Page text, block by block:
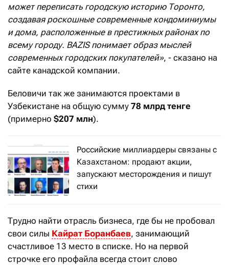
может переписать городскую историю Торонто,
создавая роскошные современные кондоминиумы
и дома, расположенные в престижных районах по
всему городу. BAZIS понимает образ мыслей
современных городских покупателей», - сказано на
сайте канадской компании.
Беловичи так же занимаются проектами в
Узбекистане на общую сумму 78 млрд тенге
(примерно $207 млн).
Российские миллиардеры связаны с
Казахстаном: продают акции,
запускают месторождения и пишут
стихи
Трудно найти отрасль бизнеса, где бы не пробовал
свои силы Кайрат Боранбаев, занимающий
счастливое 13 место в списке. Но на первой
строчке его профайла всегда стоит слово